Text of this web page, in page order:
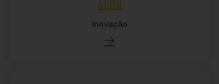
Inovação